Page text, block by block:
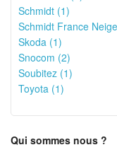
Schmidt (1)
Schmidt France
Skoda (1)
Snocom (2)
Soubitez (1)
Toyota (1)
Qui sommes nous ?